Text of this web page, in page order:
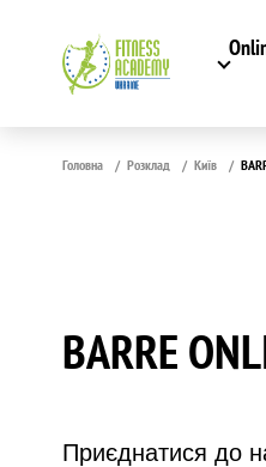
Головна Розклад Київ
BARRE
Приєднатися до